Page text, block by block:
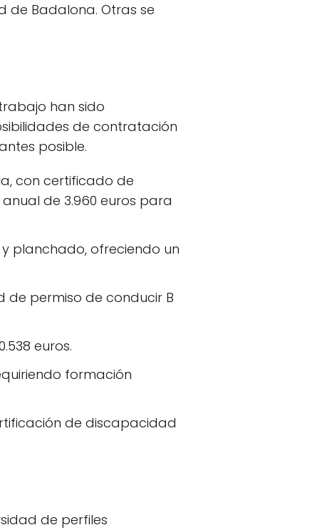
de Badalona. Otras se
han sido
de contratación
posible.
con certificado de
de 3.960 euros para
planchado, ofreciendo un
de permiso de conducir B
euros.
formación
de discapacidad
de perfiles